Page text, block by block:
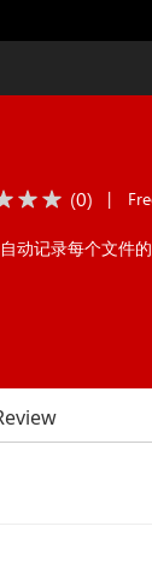
(0) |
动记录每个文件